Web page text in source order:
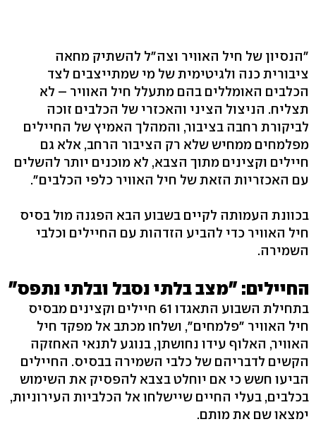
"הנסיון של חיל האוויר וצה"ל להשתיק מחאה
ציבורית כנה ולגיטימית של מי שמתייצבים לצד
הכלבים האומללים בהם מתעלל חיל האוויר – לא
תצליח. הניצול הציני והאכזרי של הכלבים זוכה
לביקורת רחבה בציבור, והמהלך האמיץ של החיילים
מפלמחים ממחיש שלא רק הציבור הרחב, אלא גם
חיילים וקצינים מתוך הצבא, לא מוכנים יותר להשלים
עם האכזריות הזאת של חיל האוויר כלפי הכלבים".
בכוונת העמותה לקיים בשבוע הבא הפגנה מול בסיס
חיל האוויר כדי להביע הזדהות עם החיילים וכלבי
השמירה.
החיילים: "מצב בלתי נסבל ובלתי נתפס"
בתחילת השבוע התאגדו 61 חיילים וקצינים מבסיס
חיל האוויר "פלמחים", ושלחו מכתב אל מפקד חיל
האוויר, האלוף עידו נחושתן, בנוגע לתנאי האחזקה
הקשים לדבריהם של כלבי השמירה בבסיס. החיילים
הביעו חשש כי אם יוחלט בצבא להפסיק את השימוש
בכלבים, בעלי החיים שיישלחו אל הכלביות העירוניות,
ימצאו שם את מותם.